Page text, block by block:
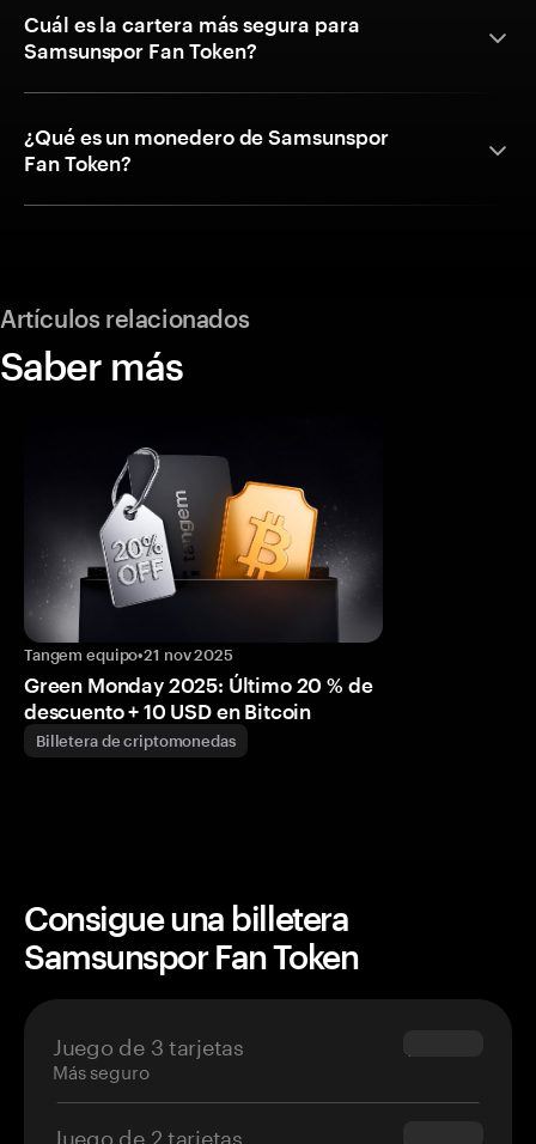
Cuál es la cartera más segura para
Samsunspor Fan Token?
¿Qué es un monedero de Samsunspor
Fan Token?
Artículos relacionados
Saber más
Tangem equipo•21 nov 2025
Green Monday 2025: Último 20 % de
descuento + 10 USD en Bitcoin
Billetera de criptomonedas
Consigue una billetera
Samsunspor Fan Token
Juego de 3 tarjetas
Más seguro
$69.90
Juego de 2 tarjetas $54.90